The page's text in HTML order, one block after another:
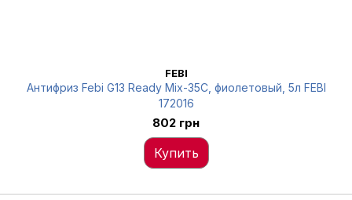
FEBI
Антифриз Febi G13 Ready Mix-35C, фиолетовый, 5л FEBI
172016
802 грн
Купить